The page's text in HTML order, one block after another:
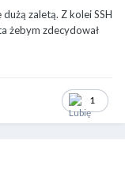
zaletą. Z kolei SSH
żebym zdecydował
1